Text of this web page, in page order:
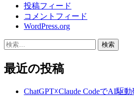
投稿フィード
コメントフィード
WordPress.org
検
最近の投稿
ChatGPT☓Claude CodeでAI駆